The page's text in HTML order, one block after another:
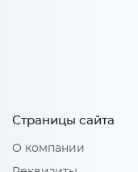
Материал
Страницы сайта
О компании